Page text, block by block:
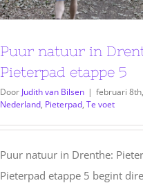
Puur natuur in
Pieterpad etappe 5
Door Judith van Bilsen | februari
Nederland, Pieterpad, Te voet
Puur natuur in Drenthe:
Pieterpad etappe 5 begint